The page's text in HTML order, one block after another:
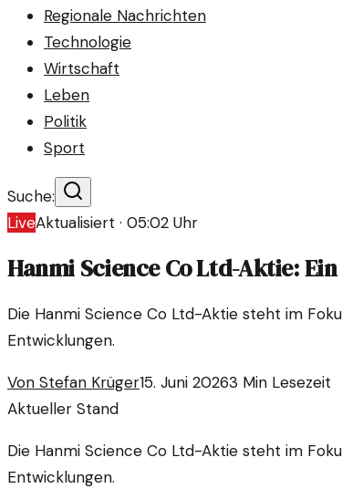
Regionale Nachrichten
Technologie
Wirtschaft
Leben
Politik
Sport
Suche:
LiveAktualisiert · 05:02 Uhr
Hanmi Science Co Ltd-Aktie:
Die Hanmi Science Co Ltd-Aktie steht im
Entwicklungen.
Von Stefan Krüger15. Juni 20263 Min Lesezeit
Aktueller Stand
Die Hanmi Science Co Ltd-Aktie steht im
Entwicklungen.